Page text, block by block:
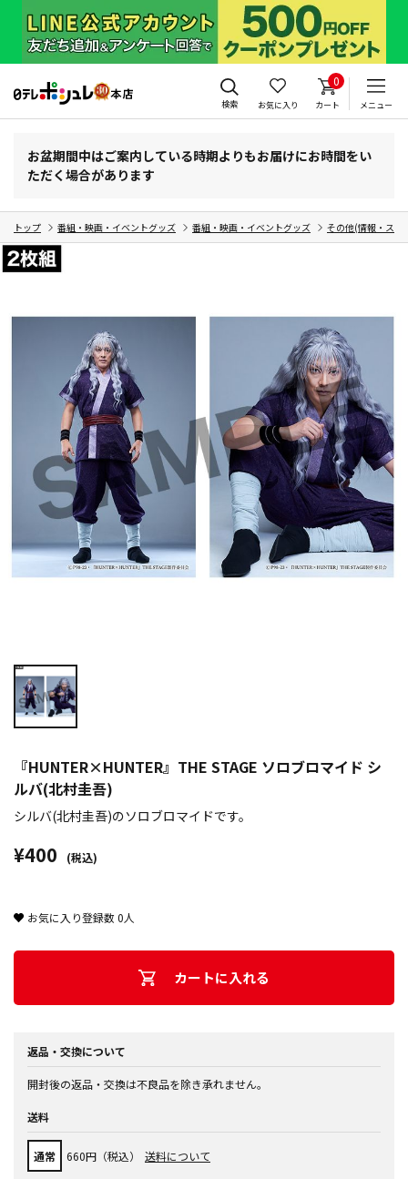
検索 お気に入り
0
カート メニュー
お盆期間中はご案内している時期よりもお届けにお時間をい
ただく場合があります
トップ 番組・映画・イベントグッズ 番組・映画・イベントグッズ その他(情報・スポ
『HUNTER×HUNTER』THE STAGE ソロブロマイド シ
ルバ(北村圭吾)
シルバ(北村圭吾)のソロブロマイドです。
¥400 (税込)
お気に入り登録数0人
カートに入れる
返品・交換について
開封後の返品・交換は不良品を除き承れません。
送料
通常 660円（税込） 送料について